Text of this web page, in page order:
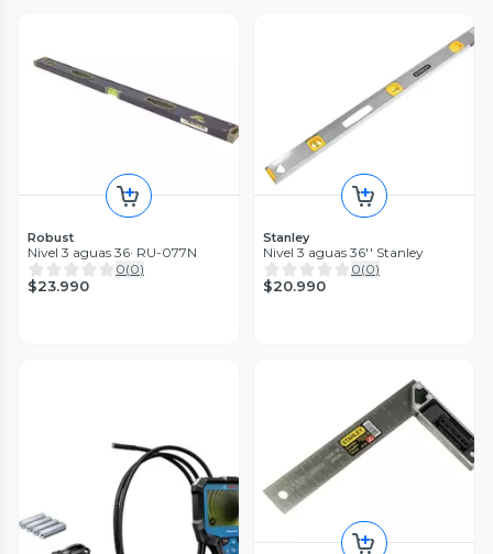
Robust
Nivel 3 aguas 36· RU-077N
0(0)
$23.990
Stanley
Nivel 3 aguas 36'' Stanley
0(0)
$20.990